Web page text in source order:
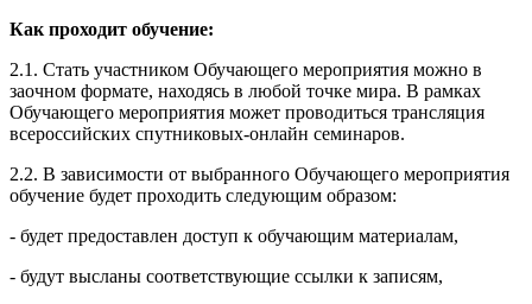
Как проходит обучение:
2.1. Стать участником Обучающего мероприятия можно в
заочном формате, находясь в любой точке мира. В рамках
Обучающего мероприятия может проводиться трансляция
всероссийских спутниковых-онлайн семинаров.
2.2. В зависимости от выбранного Обучающего мероприятия
обучение будет проходить следующим образом:
- будет предоставлен доступ к обучающим материалам,
- будут высланы соответствующие ссылки к записям,